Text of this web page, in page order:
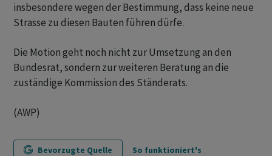
insbesondere wegen der Bestimmung, dass keine neue
Strasse zu diesen Bauten führen dürfe.
Die Motion geht noch nicht zur Umsetzung an den
Bundesrat, sondern zur weiteren Beratung an die
zuständige Kommission des Ständerats.
(AWP)
Bevorzugte Quelle So funktioniert's